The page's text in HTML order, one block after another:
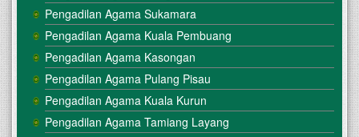
Pengadilan Agama Sukamara
Pengadilan Agama Kuala Pembuang
Pengadilan Agama Kasongan
Pengadilan Agama Pulang Pisau
Pengadilan Agama Kuala Kurun
Pengadilan Agama Tamiang Layang